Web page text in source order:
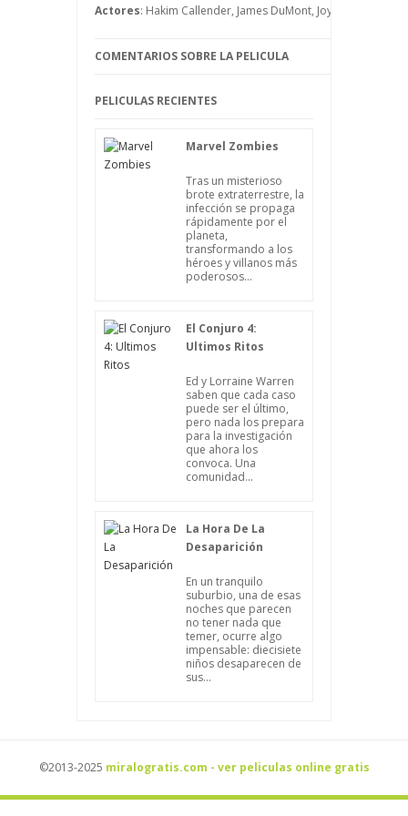
Actores: Hakim Callender, James DuMont, Joyful Drake,
COMENTARIOS SOBRE LA PELICULA
PELICULAS RECIENTES
Marvel Zombies
Tras un misterioso
brote extraterrestre, la
infección se propaga
rápidamente por el
planeta,
transformando a los
héroes y villanos más
poderosos...
El Conjuro 4:
Ultimos Ritos
Ed y Lorraine Warren
saben que cada caso
puede ser el último,
pero nada los prepara
para la investigación
que ahora los
convoca. Una
comunidad...
La Hora De La
Desaparición
En un tranquilo
suburbio, una de esas
noches que parecen
no tener nada que
temer, ocurre algo
impensable: diecisiete
niños desaparecen de
sus...
©2013-2025 miralogratis.com - ver peliculas online gratis